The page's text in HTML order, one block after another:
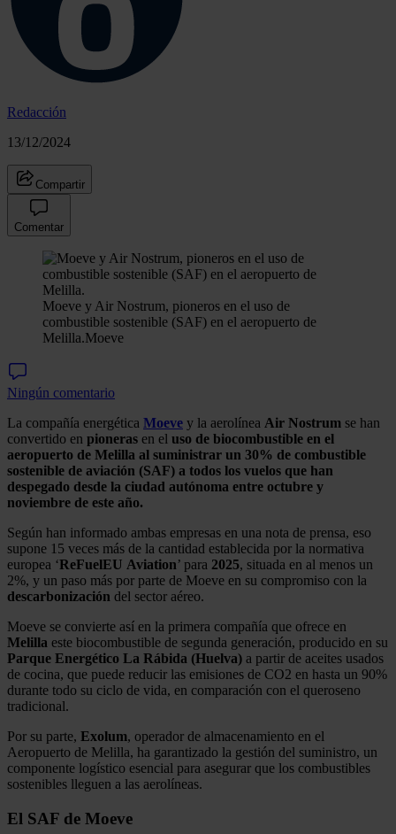
Redacción
13/12/2024
Compartir
Comentar
Moeve y Air Nostrum, pioneros en el uso de
combustible sostenible (SAF) en el aeropuerto de
Melilla.Moeve
Ningún comentario
La compañía energética Moeve y la aerolínea Air Nostrum se han
convertido en pioneras en el uso de biocombustible en el
aeropuerto de Melilla al suministrar un 30% de combustible
sostenible de aviación (SAF) a todos los vuelos que han
despegado desde la ciudad autónoma entre octubre y
noviembre de este año.
Según han informado ambas empresas en una nota de prensa, eso
supone 15 veces más de la cantidad establecida por la normativa
europea ‘ReFuelEU Aviation’ para 2025, situada en al menos un
2%, y un paso más por parte de Moeve en su compromiso con la
descarbonización del sector aéreo.
Moeve se convierte así en la primera compañía que ofrece en
Melilla este biocombustible de segunda generación, producido en su
Parque Energético La Rábida (Huelva) a partir de aceites usados
de cocina, que puede reducir las emisiones de CO2 en hasta un 90%
durante todo su ciclo de vida, en comparación con el queroseno
tradicional.
Por su parte, Exolum, operador de almacenamiento en el
Aeropuerto de Melilla, ha garantizado la gestión del suministro, un
componente logístico esencial para asegurar que los combustibles
sostenibles lleguen a las aerolíneas.
El SAF de Moeve